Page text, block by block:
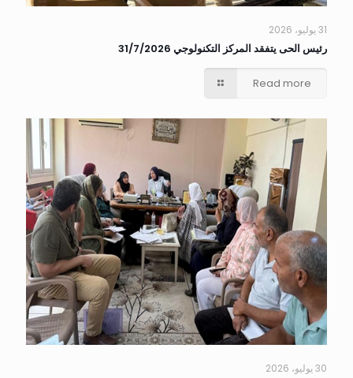
31 يوليو، 2026
رئيس الحى يتفقد المركز التكنولوجي 31/7/2026
Read more
30 يوليو، 2026